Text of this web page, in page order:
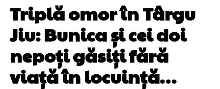
Triplă omor în Târgu
Jiu: Bunica și cei doi
nepoți găsiți fără
viață în locuință…